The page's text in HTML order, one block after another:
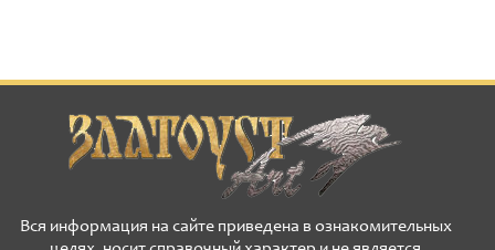
Вся информация на сайте приведена в ознакомительных